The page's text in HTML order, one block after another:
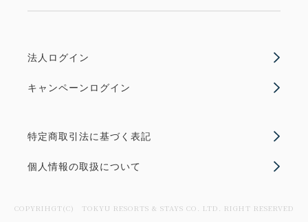
法人ログイン
キャンペーンログイン
特定商取引法に基づく表記
個人情報の取扱について
COPYRIHGT(C) TOKYU RESORTS & STAYS CO. LTD. RIGHT RESERVED